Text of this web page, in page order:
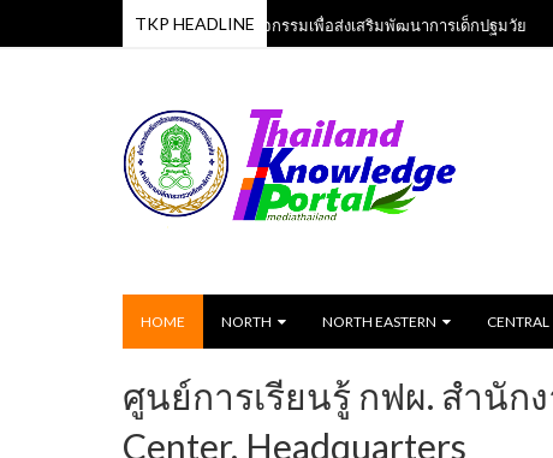
TKP HEADLINE
หลักสูตรเพลงและกิจกรรมเพื่อส่งเสริมพัฒนาการเด็กปฐมวัย 13 Jun 2023
HOME NORTH NORTH EASTERN CENTRAL
ศูนย์การเรียนรู้ กฟผ. สำนัก
Center, Headquarters